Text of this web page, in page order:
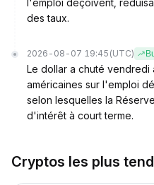
l'emploi déçoivent,
des taux.
2026-08-07 19:45 (UTC)
Le dollar a chuté
américaines sur l'emploi
selon lesquelles la
d'intérêt à court terme.
Cryptos les plus